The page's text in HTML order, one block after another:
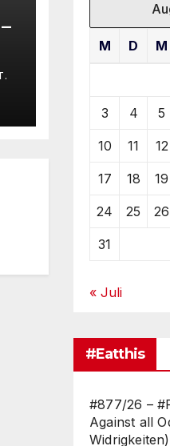
M D M
3 4 5
10 11 12
17 18 19
24 25 26
31
« Juli
#Eatthis
#877/26 –
Against all